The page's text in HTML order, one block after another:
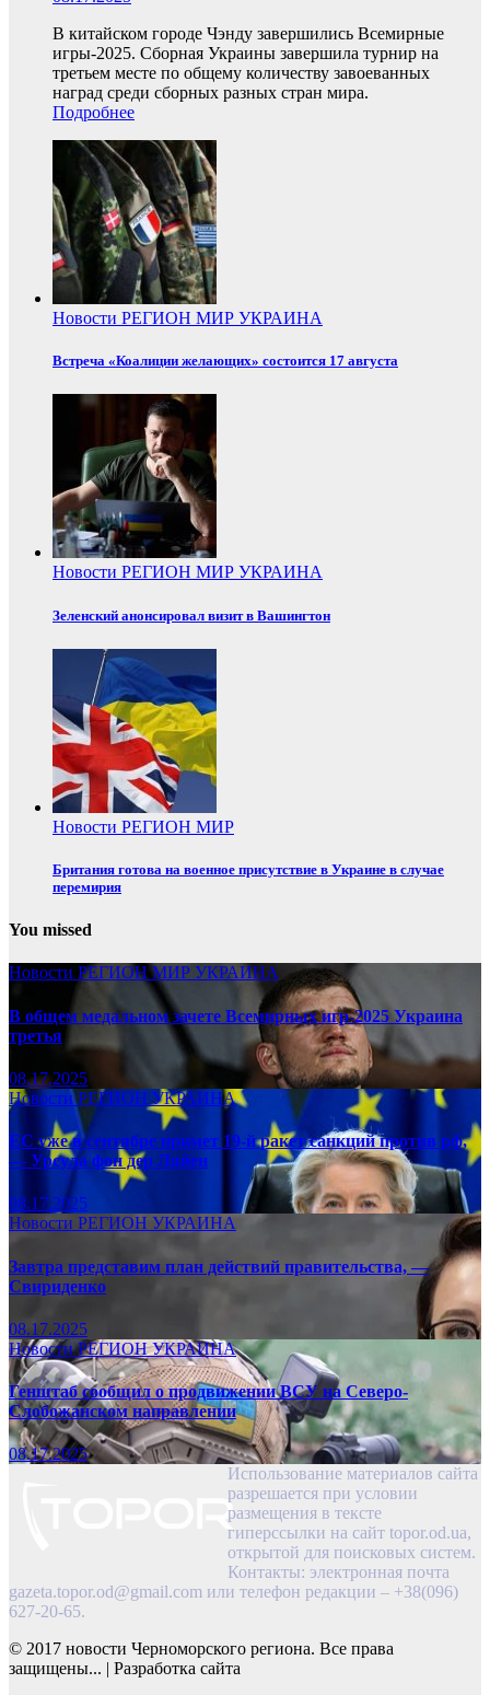
В китайском городе Чэнду завершились Всемирные
игры-2025. Сборная Украины завершила турнир на
третьем месте по общему количеству завоеванных
наград среди сборных разных стран мира.
Подробнее
Новости РЕГИОН МИР УКРАИНА
Встреча «Коалиции желающих» состоится 17 августа
Новости РЕГИОН МИР УКРАИНА
Зеленский анонсировал визит в Вашингтон
Новости РЕГИОН МИР
Британия готова на военное присутствие в Украине в случае
перемирия
You missed
Новости РЕГИОНМИР УКРАИНА
В общем медальном зачете Всемирных игр-2025 Украина
третья
08.17.2025
НовостиРЕГИОНУКРАИНА
ЕС уже в сентябре примет 19-й ракет санкций против рф,
— Урсула фон дер Ляйен
08.17.2025
Новости РЕГИОН УКРАИНА
Завтра представим план действий правительства, —
Свириденко
08.17.2025
НовостиРЕГИОНУКРАИНА
Генштаб сообщил о продвижении ВСУ на Северо-
Слобожанском направлении
08.17.2025
Использование материалов сайта
разрешается при условии
размещения в тексте
гиперссылки на сайт topor.od.ua,
открытой для поисковых систем.
Контакты: электронная почта
gazeta.topor.od@gmail.com или телефон редакции – +38(096)
627-20-65.
© 2017 новости Черноморского региона. Все права
защищены...
Разработка сайта